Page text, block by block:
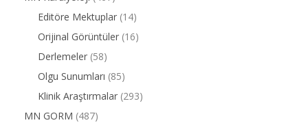
Editöre Mektuplar (14)
Orijinal Görüntüler (16)
Derlemeler (58)
Olgu Sunumları (85)
Klinik Araştırmalar (293)
MN GORM (487)